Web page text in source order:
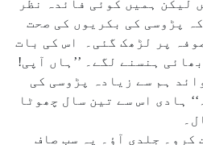
لیکن ہمیں کوئی فائدہ نظر
پڑوسی کی بکریوں کی صحت
پر لڑھک گئی۔ اس کی بات
ہنسنے لگے۔ ’’ہاں آپی!
ہم سے زیادہ پڑوسی کی
ہادی اس سے تین سال چھوٹا
کرو۔ جلدی آؤ۔ یہ سب صاف